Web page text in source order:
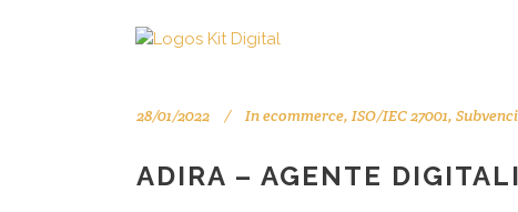
28/01/2022 Inecommerce, ISO/IEC 27001,
ADIRA – AGENTE